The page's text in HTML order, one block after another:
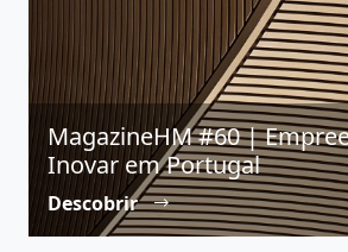
MagazineHM #60 |
Inovar em Portugal
Descobrir